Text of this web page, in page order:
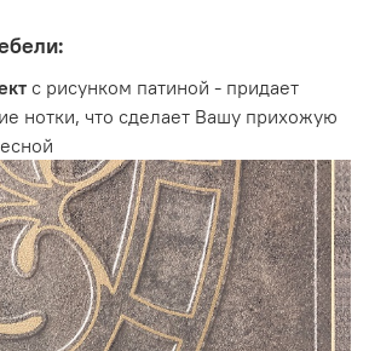
с рисунком патиной - придает
нотки, что сделает Вашу прихожую